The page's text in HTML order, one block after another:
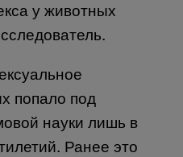
у животных
попало под
науки лишь в
Ранее это